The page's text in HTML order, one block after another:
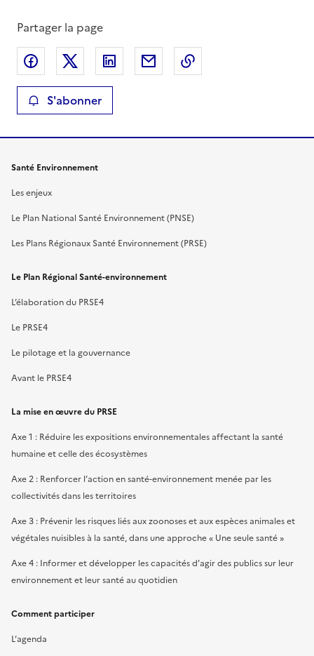
Partager la page
Partager sur Facebook
Partager sur XPartager sur LinkedIn
Partager par email
S'abonner
Santé Environnement
Les enjeux
Le Plan National Santé Environnement (PNSE)
Les Plans Régionaux Santé Environnement (PRSE)
Le Plan Régional Santé-environnement
L’élaboration du PRSE4
Le PRSE4
Le pilotage et la gouvernance
Avant le PRSE4
La mise en œuvre du PRSE
Axe 1 : Réduire les expositions environnementales affectant la santé
humaine et celle des écosystèmes
Axe 2 : Renforcer l’action en santé-environnement menée par les
collectivités dans les territoires
Axe 3 : Prévenir les risques liés aux zoonoses et aux espèces animales et
végétales nuisibles à la santé, dans une approche « Une seule santé »
Axe 4 : Informer et développer les capacités d’agir des publics sur leur
environnement et leur santé au quotidien
Comment participer
L’agenda